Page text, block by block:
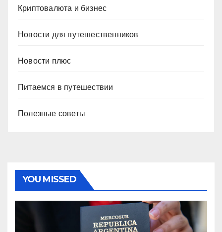
Криптовалюта и бизнес
Новости для путешественников
Новости плюс
Питаемся в путешествии
Полезные советы
YOU MISSED